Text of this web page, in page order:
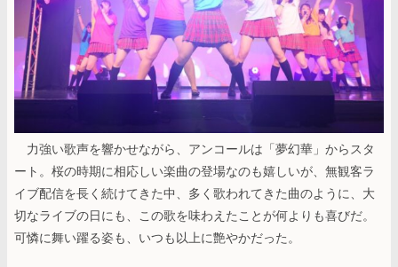
力強い歌声を響かせながら、アンコールは「夢幻華」からスタ
ート。桜の時期に相応しい楽曲の登場なのも嬉しいが、無観客ラ
イブ配信を長く続けてきた中、多く歌われてきた曲のように、大
切なライブの日にも、この歌を味わえたことが何よりも喜びだ。
可憐に舞い躍る姿も、いつも以上に艶やかだった。